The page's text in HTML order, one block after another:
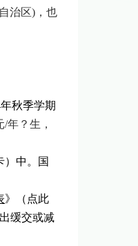
治区)，也
年秋季学期
/年？生，
）中。国
》（点此
缓交或减